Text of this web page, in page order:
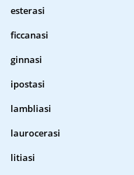
esterasi
ficcanasi
ginnasi
ipostasi
lambliasi
laurocerasi
litiasi